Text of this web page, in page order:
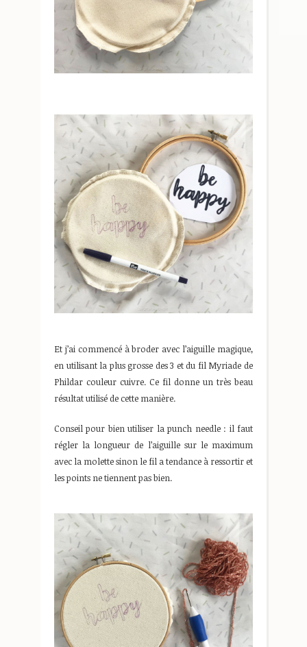
Et j’ai commencé à broder avec l’aiguille magique,
en utilisant la plus grosse des 3 et du fil Myriade de
Phildar couleur cuivre. Ce fil donne un très beau
résultat utilisé de cette manière.
Conseil pour bien utiliser la punch needle : il faut
régler la longueur de l’aiguille sur le maximum
avec la molette sinon le fil a tendance à ressortir et
les points ne tiennent pas bien.